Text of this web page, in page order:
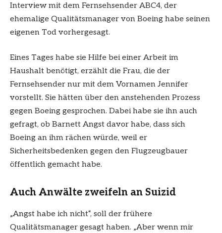
Interview mit dem Fernsehsender ABC4, der
ehemalige Qualitätsmanager von Boeing habe seinen
eigenen Tod vorhergesagt.
Eines Tages habe sie Hilfe bei einer Arbeit im
Haushalt benötigt, erzählt die Frau, die der
Fernsehsender nur mit dem Vornamen Jennifer
vorstellt. Sie hätten über den anstehenden Prozess
gegen Boeing gesprochen. Dabei habe sie ihn auch
gefragt, ob Barnett Angst davor habe, dass sich
Boeing an ihm rächen würde, weil er
Sicherheitsbedenken gegen den Flugzeugbauer
öffentlich gemacht habe.
Auch Anwälte zweifeln an Suizid
„Angst habe ich nicht“, soll der frühere
Qualitätsmanager gesagt haben. „Aber wenn mir